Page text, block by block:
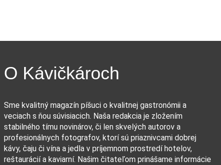
O Kávičkároch
Sme kvalitný magazín píšuci o kvalitnej gastronómii a
veciach s ňou súvisiacich. Naša redakcia je zložením
stabilného tímu novinárov, či len skvelých autorov a
profesionálnych fotografov, ktorí sú priaznivcami dobrej
kávy, čaju či vína a jedla v príjemnom prostredí hotelov,
reštaurácií a kaviarní. Našim čitateľom prinášame informácie